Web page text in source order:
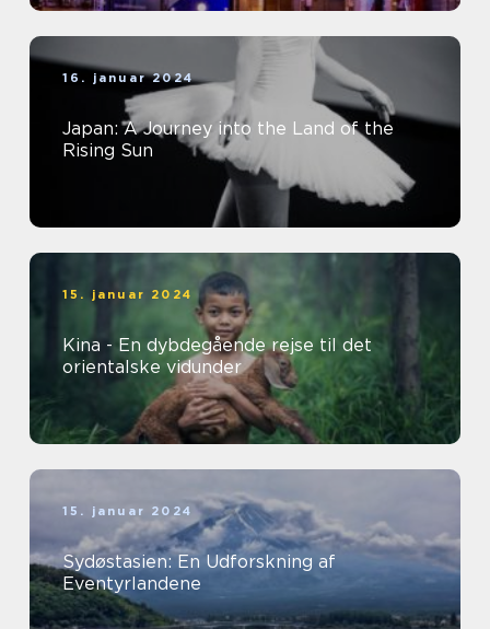
16. januar 2024
Japan: A Journey into the Land of the
Rising Sun
15. januar 2024
Kina - En dybdegående rejse til det
orientalske vidunder
15. januar 2024
Sydøstasien: En Udforskning af
Eventyrlandene